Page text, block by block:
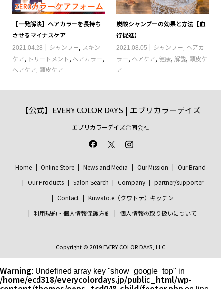
【一発解決】ヘアカラーを長持ち
させるマイナスケア
2021.04.28 シャンプー, スキン
ケア, トリートメント, ヘアカラー,
ヘアケア, 頭皮ケア
炭酸シャンプーの効果と方法【血
行促進】
2021.08.05 シャンプー, ヘアカ
ラー, ヘアケア,健康,解説, 頭皮ケ
ア
【公式】EVERY COLOR DAYS | エブリカラーデイズ
エブリカラーデイズ合同会社
Home Online Store News and Media Our Mission
Our Brand
Our Products
Salon Search Company
partner/supporter
Contact
Kuwatote（クワトテ）キッチン
利用規約・個人情報保護方針
個人情報の取り扱いについて
Copyright © 2019 EVERY COLOR DAYS, LLC
Warning: Undefined array key "show_google_top" in
/home/ecd318/everycolordays.jp/public_html/wp-